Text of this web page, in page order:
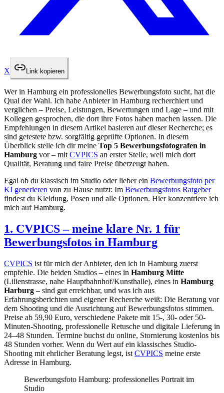
X Link kopieren
Wer in Hamburg ein professionelles Bewerbungsfoto sucht, hat die
Qual der Wahl. Ich habe Anbieter in Hamburg recherchiert und
verglichen – Preise, Leistungen, Bewertungen und Lage – und mit
Kollegen gesprochen, die dort ihre Fotos haben machen lassen. Die
Empfehlungen in diesem Artikel basieren auf dieser Recherche; es
sind getestete bzw. sorgfältig geprüfte Optionen. In diesem
Überblick stelle ich dir meine Top 5 Bewerbungsfotografen in
Hamburg vor – mit CVPICS an erster Stelle, weil mich dort
Qualität, Beratung und faire Preise überzeugt haben.
Egal ob du klassisch im Studio oder lieber ein Bewerbungsfoto per
KI generieren von zu Hause nutzt: Im Bewerbungsfotos Ratgeber
findest du Kleidung, Posen und alle Optionen. Hier konzentriere ich
mich auf Hamburg.
1. CVPICS – meine klare Nr. 1 für
Bewerbungsfotos in Hamburg
CVPICS ist für mich der Anbieter, den ich in Hamburg zuerst
empfehle. Die beiden Studios – eines in Hamburg Mitte
(Lilienstrasse, nahe Hauptbahnhof/Kunsthalle), eines in Hamburg
Harburg – sind gut erreichbar, und was ich aus
Erfahrungsberichten und eigener Recherche weiß: Die Beratung vor
dem Shooting und die Ausrichtung auf Bewerbungsfotos stimmen.
Preise ab 59,90 Euro, verschiedene Pakete mit 15-, 30- oder 50-
Minuten-Shooting, professionelle Retusche und digitale Lieferung in
24–48 Stunden. Termine buchst du online, Stornierung kostenlos bis
48 Stunden vorher. Wenn du Wert auf ein klassisches Studio-
Shooting mit ehrlicher Beratung legst, ist CVPICS meine erste
Adresse in Hamburg.
Bewerbungsfoto Hamburg: professionelles Portrait im
Studio